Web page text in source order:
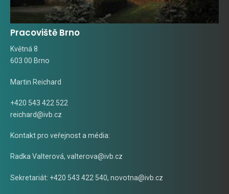
Pracoviště Brno
Květná 8
603 00 Brno
Martin Reichard
+420 543 422 522
reichard@ivb.cz
Kontakt pro veřejnost a média:
Radka Valterová, valterova@ivb.cz
Sekretariát: +420 543 422 540, novotna@ivb.cz